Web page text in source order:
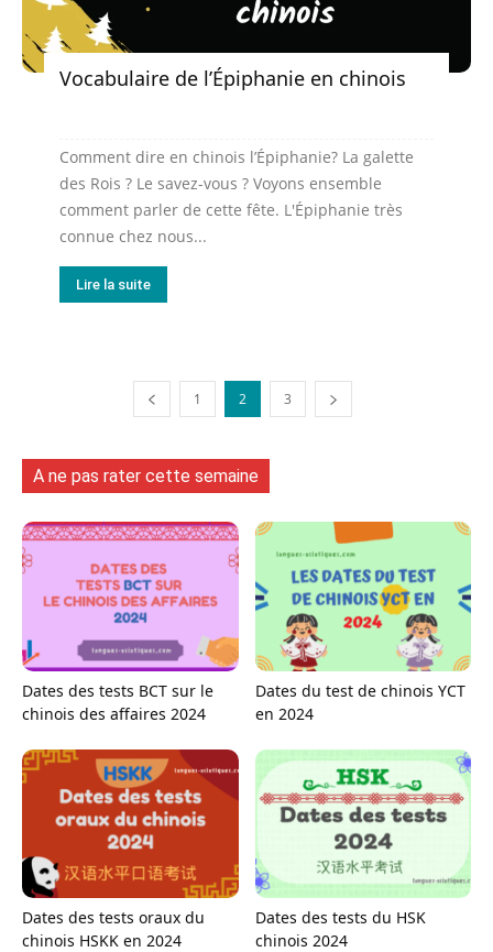
Vocabulaire de l’Épiphanie en chinois
Comment dire en chinois l’Épiphanie? La galette
des Rois ? Le savez-vous ? Voyons ensemble
comment parler de cette fête. L'Épiphanie très
connue chez nous...
Lire la suite
1 2 3
A ne pas rater cette semaine
Dates des tests BCT sur le
chinois des affaires 2024
Dates du test de chinois YCT
en 2024
Dates des tests oraux du
chinois HSKK en 2024
Dates des tests du HSK
chinois 2024